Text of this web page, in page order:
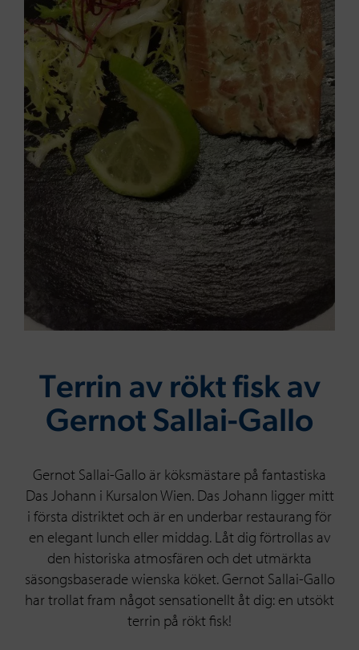
Terrin av rökt fisk av
Gernot Sallai-Gallo
Gernot Sallai-Gallo är köksmästare på fantastiska
Das Johann i Kursalon Wien. Das Johann ligger mitt
i första distriktet och är en underbar restaurang för
en elegant lunch eller middag. Låt dig förtrollas av
den historiska atmosfären och det utmärkta
säsongsbaserade wienska köket. Gernot Sallai-Gallo
har trollat fram något sensationellt åt dig: en utsökt
terrin på rökt fisk!